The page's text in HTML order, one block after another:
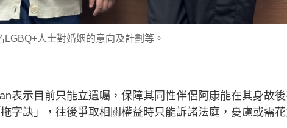
LGBQ+人士對婚姻的意向及計劃等。
表示目前只能立遺囑，保障其同性伴侶阿康能在其身故
字訣」，往後爭取相關權益時只能訴諸法庭，憂慮或需